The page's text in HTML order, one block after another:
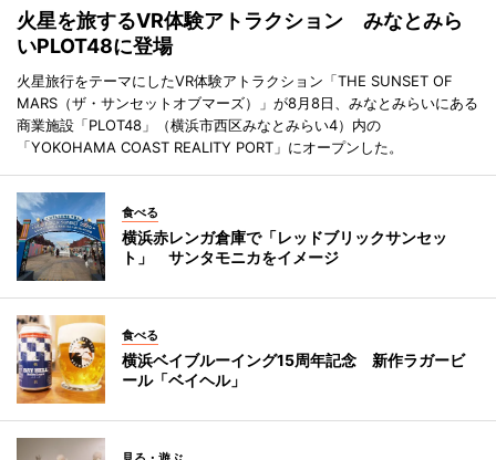
火星を旅するVR体験アトラクション みなとみら
いPLOT48に登場
火星旅行をテーマにしたVR体験アトラクション「THE SUNSET OF
MARS（ザ・サンセットオブマーズ）」が8月8日、みなとみらいにある
商業施設「PLOT48」（横浜市西区みなとみらい4）内の
「YOKOHAMA COAST REALITY PORT」にオープンした。
食べる
横浜赤レンガ倉庫で「レッドブリックサンセッ
ト」 サンタモニカをイメージ
食べる
横浜ベイブルーイング15周年記念 新作ラガービ
ール「ベイヘル」